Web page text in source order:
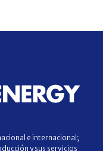
e internacional;
y sus servicios